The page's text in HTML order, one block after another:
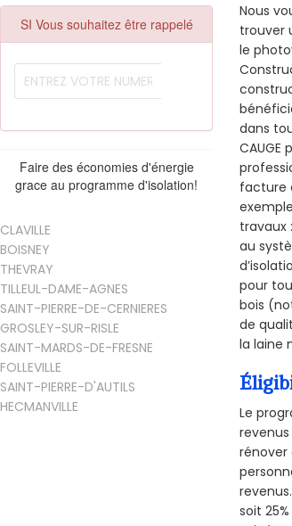
SI Vous souhaitez être rappelé
Faire des économies d'énergie
grace au programme d'isolation!
CLAVILLE
BOISNEY
THEVRAY
TILLEUL-DAME-AGNES
SAINT-PIERRE-DE-CERNIERES
GROSLEY-SUR-RISLE
SAINT-MARDS-DE-FRESNE
FOLLEVILLE
SAINT-PIERRE-D'AUTILS
HECMANVILLE
Nous
trouver
le
dans
CAUGE
facture
travaux
au
pour
bois
de
la laine
Le
rénover
soit